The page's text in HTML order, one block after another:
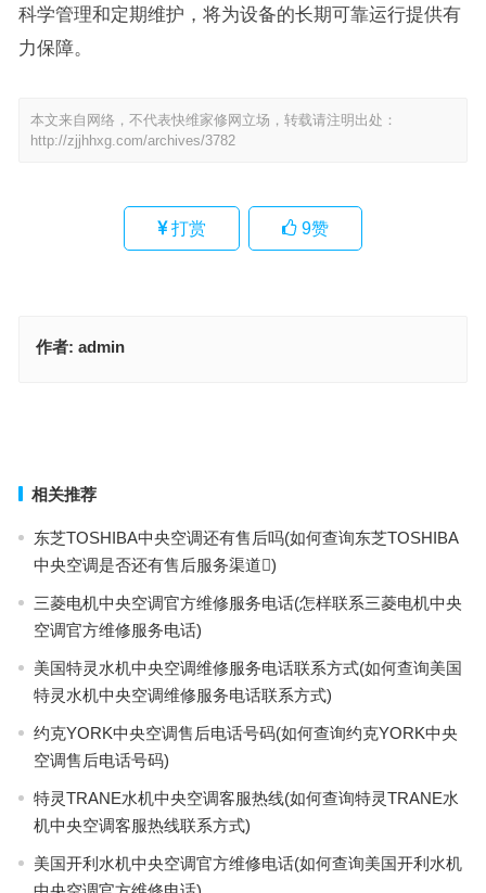
科学管理和定期维护，将为设备的长期可靠运行提供有
力保障。
本文来自网络，不代表快维家修网立场，转载请注明出处：
http://zjjhhxg.com/archives/3782
打赏 9赞
作者: admin
相关推荐
东芝TOSHIBA中央空调还有售后吗(如何查询东芝TOSHIBA
中央空调是否还有售后服务渠道)
三菱电机中央空调官方维修服务电话(怎样联系三菱电机中央
空调官方维修服务电话)
美国特灵水机中央空调维修服务电话联系方式(如何查询美国
特灵水机中央空调维修服务电话联系方式)
约克YORK中央空调售后电话号码(如何查询约克YORK中央
空调售后电话号码)
特灵TRANE水机中央空调客服热线(如何查询特灵TRANE水
机中央空调客服热线联系方式)
美国开利水机中央空调官方维修电话(如何查询美国开利水机